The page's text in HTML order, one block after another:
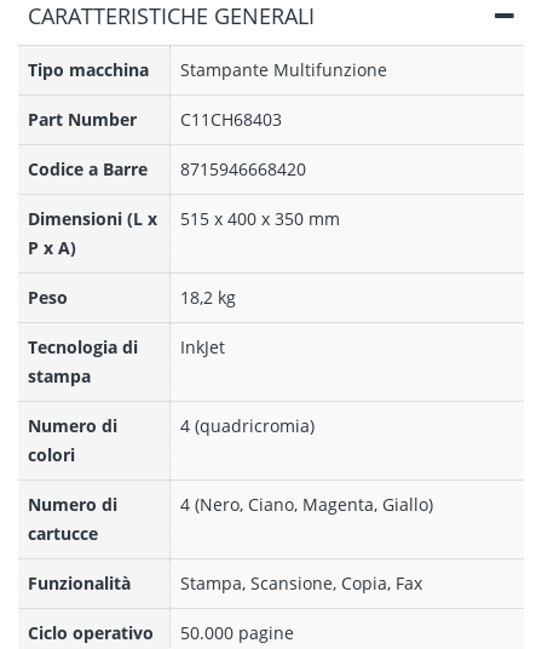
CARATTERISTICHE GENERALI
Tipo macchina Stampante Multifunzione
Part Number C11CH68403
Codice a Barre 8715946668420
Dimensioni (L x
P x A)
515‎ x 400 x 350 mm
Peso 18,2 kg
Tecnologia di
stampa
InkJet
Numero di
colori
4 (quadricromia)
Numero di
cartucce
4 (Nero, Ciano, Magenta, Giallo)
Funzionalità Stampa, Scansione, Copia, Fax
Ciclo operativo
50.000 pagine